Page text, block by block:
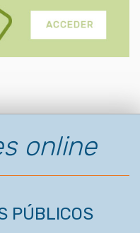
online
PÚBLICOS